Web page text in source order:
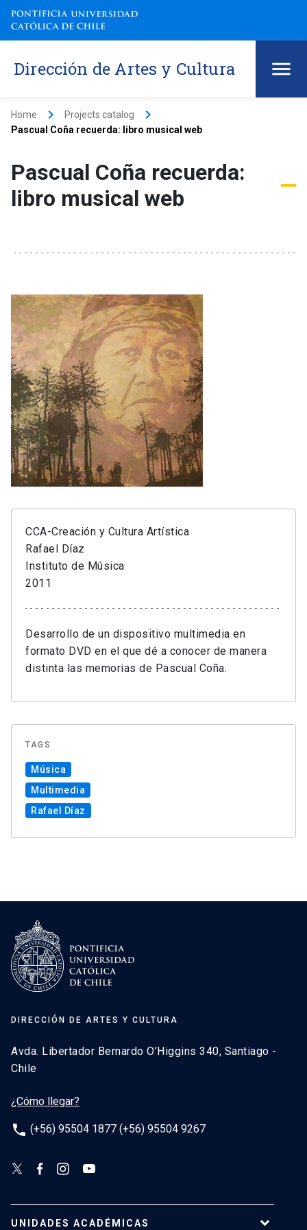
Dirección de Artes y Cultura
Home keyboard_arrow_right Projects catalog keyboard_arrow_right
Pascual Coña recuerda: libro musical web
Pascual Coña recuerda:
libro musical web
CCA-Creación y Cultura Artística
Rafael Díaz
Instituto de Música
2011
Desarrollo de un dispositivo multimedia en
formato DVD en el que dé a conocer de manera
distinta las memorias de Pascual Coña.
TAGS
Música
Multimedia
Rafael Díaz
DIRECCIÓN DE ARTES Y CULTURA
Avda. Libertador Bernardo O’Higgins 340, Santiago -
Chile
¿Cómo llegar?
phone (+56) 95504 1877 (+56) 95504 9267
UNIDADES ACADÉMICAS